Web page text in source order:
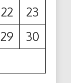
22
23
29
30